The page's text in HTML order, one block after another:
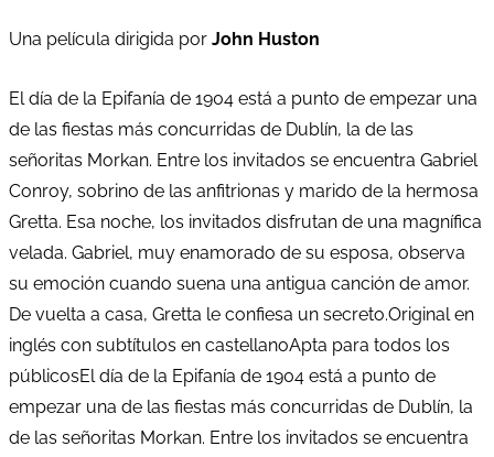
Una película dirigida por John Huston
El día de la Epifanía de 1904 está a punto de empezar una
de las fiestas más concurridas de Dublín, la de las
señoritas Morkan. Entre los invitados se encuentra Gabriel
Conroy, sobrino de las anfitrionas y marido de la hermosa
Gretta. Esa noche, los invitados disfrutan de una magnífica
velada. Gabriel, muy enamorado de su esposa, observa
su emoción cuando suena una antigua canción de amor.
De vuelta a casa, Gretta le confiesa un secreto.Original en
inglés con subtítulos en castellanoApta para todos los
públicosEl día de la Epifanía de 1904 está a punto de
empezar una de las fiestas más concurridas de Dublín, la
de las señoritas Morkan. Entre los invitados se encuentra